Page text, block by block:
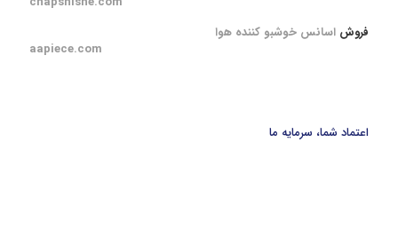
فروش اسانس خوشبو کننده هوا
aapiece.com
اعتماد شما، سرمایه ما